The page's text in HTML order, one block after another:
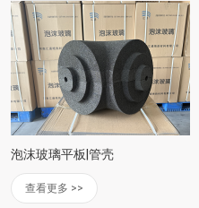
泡沫玻璃平板|管壳
查看更多 >>